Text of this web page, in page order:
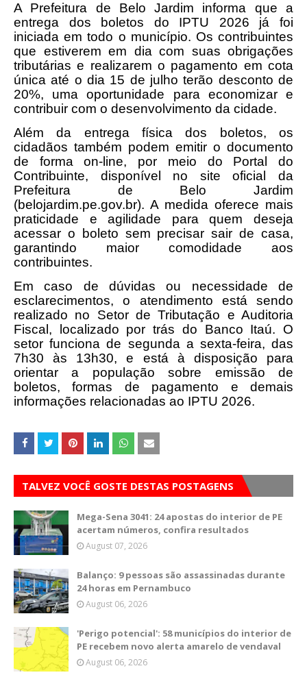
A Prefeitura de Belo Jardim informa que a
entrega dos boletos do IPTU 2026 já foi
iniciada em todo o município. Os contribuintes
que estiverem em dia com suas obrigações
tributárias e realizarem o pagamento em cota
única até o dia 15 de julho terão desconto de
20%, uma oportunidade para economizar e
contribuir com o desenvolvimento da cidade.
Além da entrega física dos boletos, os
cidadãos também podem emitir o documento
de forma on-line, por meio do Portal do
Contribuinte, disponível no site oficial da
Prefeitura de Belo Jardim
(belojardim.pe.gov.br). A medida oferece mais
praticidade e agilidade para quem deseja
acessar o boleto sem precisar sair de casa,
garantindo maior comodidade aos
contribuintes.
Em caso de dúvidas ou necessidade de
esclarecimentos, o atendimento está sendo
realizado no Setor de Tributação e Auditoria
Fiscal, localizado por trás do Banco Itaú. O
setor funciona de segunda a sexta-feira, das
7h30 às 13h30, e está à disposição para
orientar a população sobre emissão de
boletos, formas de pagamento e demais
informações relacionadas ao IPTU 2026.
TALVEZ VOCÊ GOSTE DESTAS POSTAGENS
Mega-Sena 3041: 24 apostas do interior de PE
acertam números, confira resultados
August 07, 2026
Balanço: 9 pessoas são assassinadas durante
24 horas em Pernambuco
August 06, 2026
'Perigo potencial': 58 municípios do interior de
PE recebem novo alerta amarelo de vendaval
August 06, 2026